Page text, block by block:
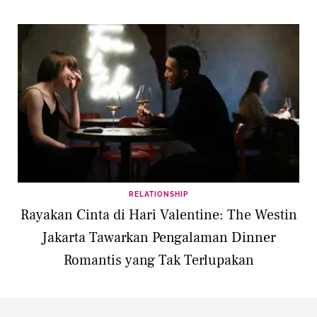
RELATIONSHIP
Rayakan Cinta di Hari Valentine: The Westin
Jakarta Tawarkan Pengalaman Dinner
Romantis yang Tak Terlupakan